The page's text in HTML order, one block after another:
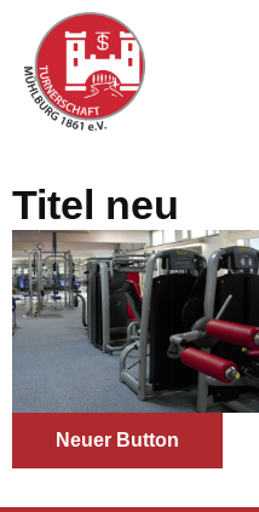
Titel neu
Neuer Button